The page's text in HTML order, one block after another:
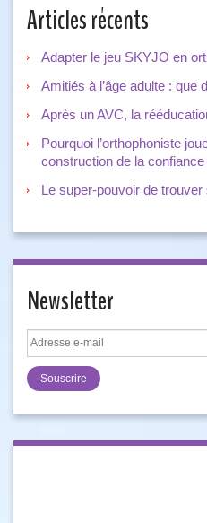
Articles récents
Adapter le jeu SKYJO en
Amitiés à l’âge adulte : que
Après un AVC, la
Pourquoi l’orthophoniste
construction de la
Le super-pouvoir de
Newsletter
Adresse
e-
mail